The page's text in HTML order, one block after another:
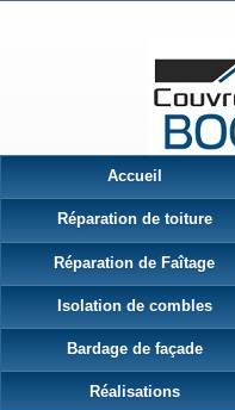
Accueil
Réparation de toiture
Réparation de Faîtage
Isolation de combles
Bardage de façade
Réalisations